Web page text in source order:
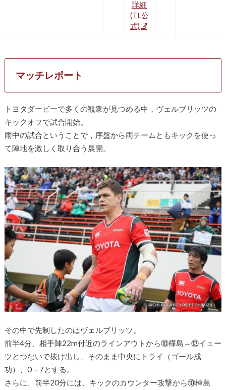
詳細
(TL公
式)
マッチレポート
トヨタダービーで多くの観衆が見つめる中，ヴェルブリッツの
キックオフで試合開始。
雨中の試合ということで，序盤から両チームともキックを使っ
て陣地を激しく取り合う展開。
その中で先制したのはヴェルブリッツ。
前半4分、相手陣22m付近のラインアウトから⑩樺島→⑬イェー
ツとつないで抜け出し、そのまま中央にトライ（ゴール成
功）、0－7とする。
さらに、前半20分には、キックのカウンター攻撃から⑩樺島